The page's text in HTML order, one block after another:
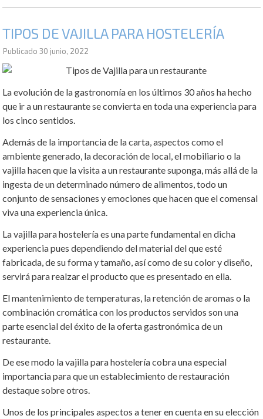
TIPOS DE VAJILLA PARA HOSTELERÍA
Publicado 30 junio, 2022
La evolución de la gastronomía en los últimos 30 años ha hecho
que ir a un restaurante se convierta en toda una experiencia para
los cinco sentidos.
Además de la importancia de la carta, aspectos como el
ambiente generado, la decoración de local, el mobiliario o la
vajilla hacen que la visita a un restaurante suponga, más allá de la
ingesta de un determinado número de alimentos, todo un
conjunto de sensaciones y emociones que hacen que el comensal
viva una experiencia única.
La vajilla para hostelería es una parte fundamental en dicha
experiencia pues dependiendo del material del que esté
fabricada, de su forma y tamaño, así como de su color y diseño,
servirá para realzar el producto que es presentado en ella.
El mantenimiento de temperaturas, la retención de aromas o la
combinación cromática con los productos servidos son una
parte esencial del éxito de la oferta gastronómica de un
restaurante.
De ese modo la vajilla para hostelería cobra una especial
importancia para que un establecimiento de restauración
destaque sobre otros.
Unos de los principales aspectos a tener en cuenta en su elección